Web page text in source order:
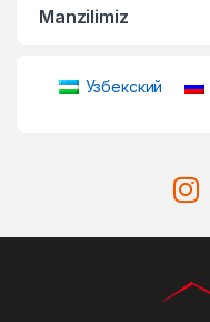
Manzilimiz
Узбекский